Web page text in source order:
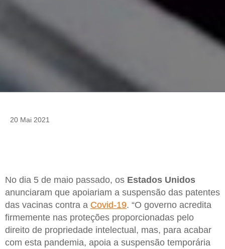
20 Mai 2021
No dia 5 de maio passado, os Estados Unidos
anunciaram que apoiariam a suspensão das patentes
das vacinas contra a Covid-19. “O governo acredita
firmemente nas proteções proporcionadas pelo
direito de propriedade intelectual, mas, para acabar
com esta pandemia, apoia a suspensão temporária